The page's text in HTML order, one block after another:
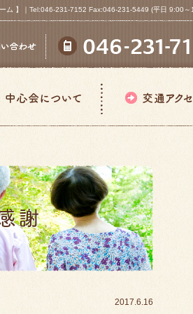
ム 】｜Tel:046-231-7152 Fax:046-231-5449 (平日 9:00
2017.6.16